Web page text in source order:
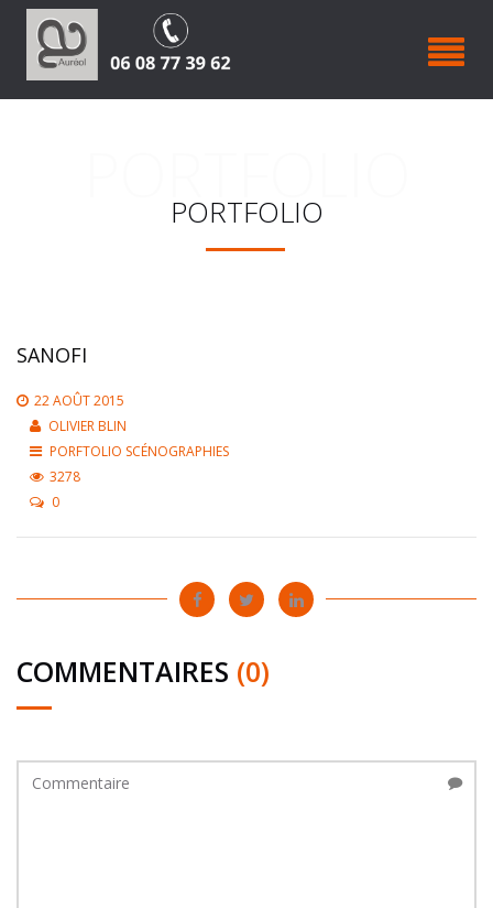
PORTFOLIO
SANOFI
22 AOÛT 2015
OLIVIER BLIN
PORFTOLIO SCÉNOGRAPHIES
3278
0
COMMENTAIRES (0)